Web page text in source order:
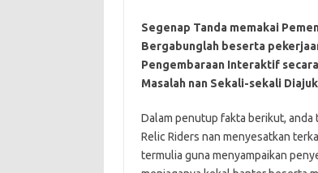
Segenap Tanda memakai
Bergabunglah beserta
Pengembaraan Interaktif
Masalah nan Sekali-sekali
Dalam penutup fakta berikut,
Relic Riders nan menyesatkan
termulia guna menyampaikan